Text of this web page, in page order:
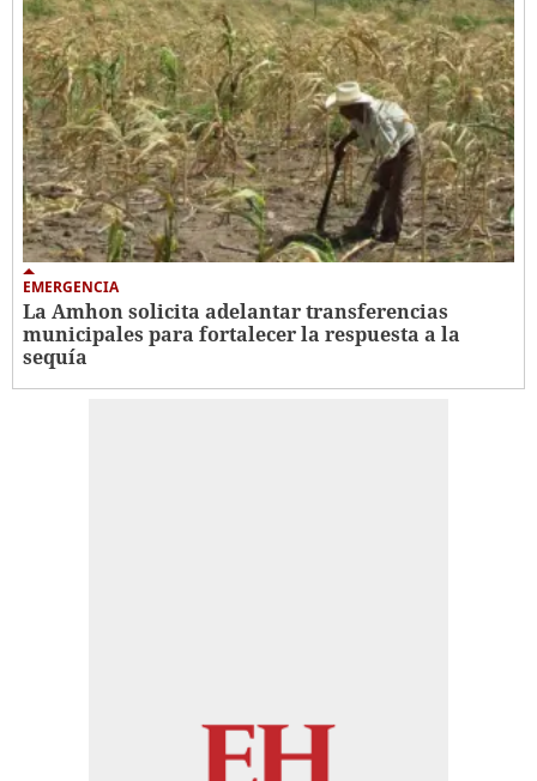
EMERGENCIA
La Amhon solicita adelantar transferencias
municipales para fortalecer la respuesta a la
sequía